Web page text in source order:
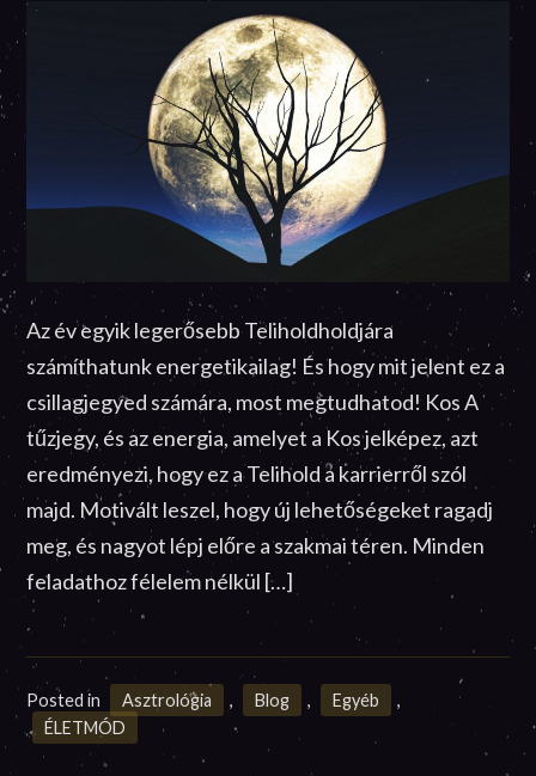
Az év egyik legerősebb Teliholdholdjára
számíthatunk energetikailag! És hogy mit jelent ez a
csillagjegyed számára, most megtudhatod! Kos A
tűzjegy, és az energia, amelyet a Kos jelképez, azt
eredményezi, hogy ez a Telihold a karrierről szól
majd. Motivált leszel, hogy új lehetőségeket ragadj
meg, és nagyot lépj előre a szakmai téren. Minden
feladathoz félelem nélkül […]
Posted in Asztrológia , Blog , Egyéb
,
ÉLETMÓD